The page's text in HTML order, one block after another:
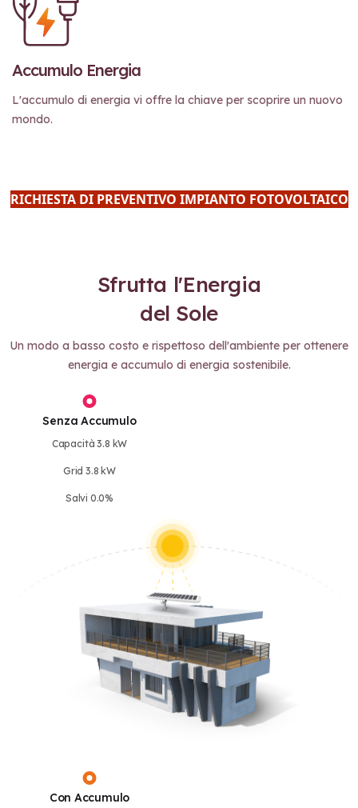
Accumulo Energia
L'accumulo di energia vi offre la chiave per scoprire un nuovo
mondo.
RICHIESTA DI PREVENTIVO IMPIANTO FOTOVOLTAICO
Sfrutta l'Energia
del Sole
Un modo a basso costo e rispettoso dell'ambiente per ottenere
energia e accumulo di energia sostenibile.
Senza Accumulo
Capacità 3.8 kW
Grid 3.8 kW
Salvi 0.0%
Con Accumulo